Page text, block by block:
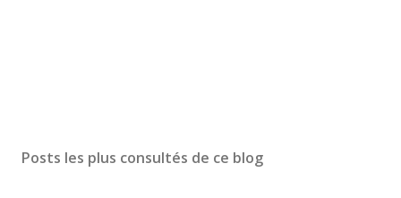
Posts les plus consultés de ce blog